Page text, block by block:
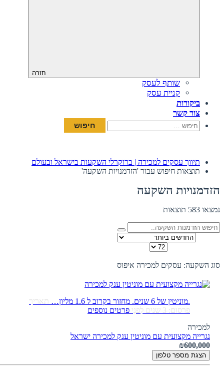
חזרה
שותף לעסק
קניית עסק
ביקורות
צור קשר
חיפוש:
תיווך עסקים למכירה | ברוקרלי השקעות בישראל ובעולם
תוצאות חיפוש עבור 'הזדמנויות השקעה'
הזדמנויות השקעה
נמצאו 583 תוצאות
סוג השקעה: עסקים למכירה איפוס
.מוניטין של 6 שנים. מחזור בקרוב ל 1.6 מליון…
תאריך
פרסום: 3 שנים לִפנֵי
פרטים נוספים
למכירה
נגרייה מקצועית עם מוניטין ענק למכירה ישראל
₪600,000
הצגת מספר טלפון